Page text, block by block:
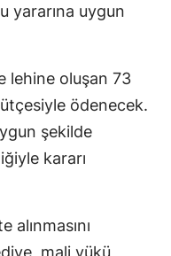
yararına uygun
lehine oluşan 73
ödenecek.
şekilde
kararı
alınmasını
mali yükü